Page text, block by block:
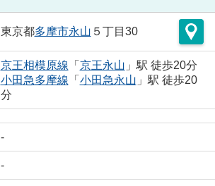
東京都多摩市永山 ５丁目30
京王相模原線 「 京王永山 」駅 徒歩20分
小田急多摩線 「 小田急永山 」駅 徒歩20
分
-
-